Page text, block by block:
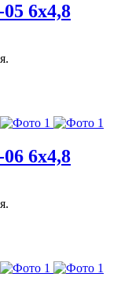
6х4,8
6х4,8